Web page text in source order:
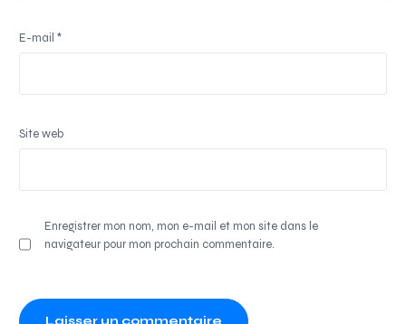
E-mail*
Site web
Enregistrer mon nom, mon e-mail et mon site dans le
navigateur pour mon prochain commentaire.